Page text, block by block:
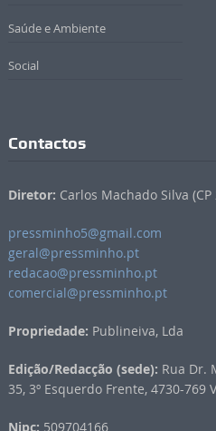
Saúde e Ambiente
Social
Contactos
Diretor: Carlos Machado Silva (CP
pressminho5@gmail.com
geral@pressminho.pt
redacao@pressminho.pt
comercial@pressminho.pt
Propriedade: Publineiva, Lda
Edição/Redacção (sede): Rua Dr.
35, 3º Esquerdo Frente, 4730-769
Nipc: 509704166